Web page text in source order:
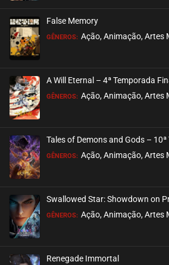
EPISÓDIO 04
março 24, 2025
EPISÓDIO 03
março 24, 2025
EPISÓDIO 02
março 24, 2025
EPISÓDIO 01
março 24, 2025
False Memory
GÊNEROS: Ação, Animação, Artes
A Will Eternal – 4ª Temporada
GÊNEROS: Ação, Animação, Artes
Tales of Demons and Gods –
GÊNEROS: Ação, Animação, Artes
Swallowed Star: Showdown on
GÊNEROS: Ação, Animação, Artes
Renegade Immortal